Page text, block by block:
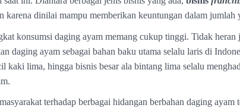
karena dinilai mampu memberikan keuntungan dalam jumlah
konsumsi daging ayam memang cukup tinggi. Tidak
daging ayam sebagai bahan baku utama selalu laris di
kaki lima, hingga bisnis besar ala bintang lima selalu
terhadap berbagai hidangan berbahan daging ayam